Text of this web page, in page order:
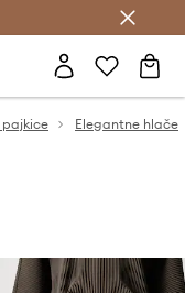
pajkice Elegantne hlače